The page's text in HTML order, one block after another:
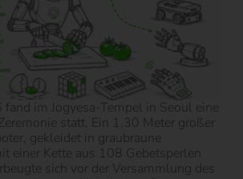
im Jogyesa-Tempel in Seoul eine
statt. Ein 1,30 Meter großer
gekleidet in graubraune
einer Kette aus 108 Gebetsperlen
sich vor der Versammlung des